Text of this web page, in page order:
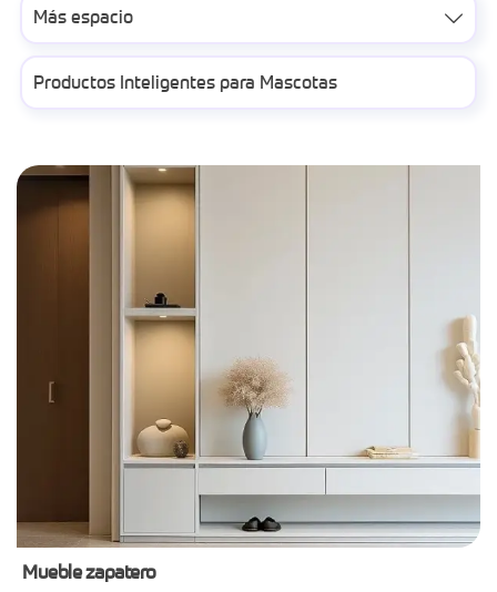
Más espacio 
Productos Inteligentes para Mascotas
Mueble zapatero